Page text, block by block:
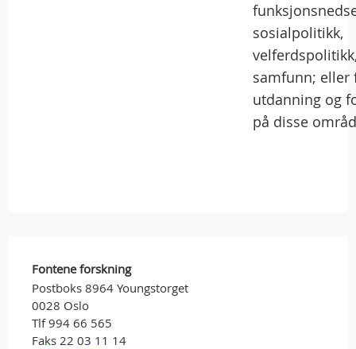
sosialpolitikk,
samfunn; eller
utdanning og
på disse
Fontene forskning
Postboks 8964 Youngstorget
0028 Oslo
Tlf 994 66 565
Faks 22 03 11 14